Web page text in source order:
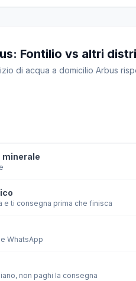
Fontilio vs altri
di acqua a domicilio Arbus
e ti consegna prima che finisca
WhatsApp
non paghi la consegna